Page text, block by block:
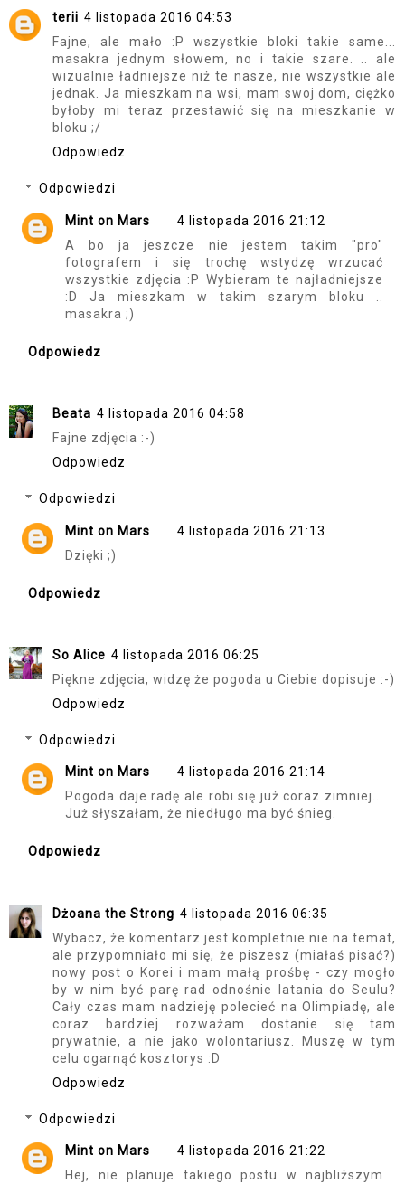
terii 4 listopada 2016 04:53
Fajne, ale mało :P wszystkie bloki takie same...
masakra jednym słowem, no i takie szare. .. ale
wizualnie ładniejsze niż te nasze, nie wszystkie ale
jednak. Ja mieszkam na wsi, mam swoj dom, ciężko
byłoby mi teraz przestawić się na mieszkanie w
bloku ;/
Odpowiedz
Odpowiedzi
Mint on Mars
4 listopada 2016 21:12
A bo ja jeszcze nie jestem takim "pro"
fotografem i się trochę wstydzę wrzucać
wszystkie zdjęcia :P Wybieram te najładniejsze
:D Ja mieszkam w takim szarym bloku ..
masakra ;)
Odpowiedz
Beata 4 listopada 2016 04:58
Fajne zdjęcia :-)
Odpowiedz
Odpowiedzi
Mint on Mars
4 listopada 2016 21:13
Dzięki ;)
Odpowiedz
So Alice 4 listopada 2016 06:25
Piękne zdjęcia, widzę że pogoda u Ciebie dopisuje :-)
Odpowiedz
Odpowiedzi
Mint on Mars
4 listopada 2016 21:14
Pogoda daje radę ale robi się już coraz zimniej...
Już słyszałam, że niedługo ma być śnieg.
Odpowiedz
Dżoana the Strong 4 listopada 2016 06:35
Wybacz, że komentarz jest kompletnie nie na temat,
ale przypomniało mi się, że piszesz (miałaś pisać?)
nowy post o Korei i mam małą prośbę - czy mogło
by w nim być parę rad odnośnie latania do Seulu?
Cały czas mam nadzieję polecieć na Olimpiadę, ale
coraz bardziej rozważam dostanie się tam
prywatnie, a nie jako wolontariusz. Muszę w tym
celu ogarnąć kosztorys :D
Odpowiedz
Odpowiedzi
Mint on Mars
4 listopada 2016 21:22
Hej, nie planuje takiego postu w najbliższym